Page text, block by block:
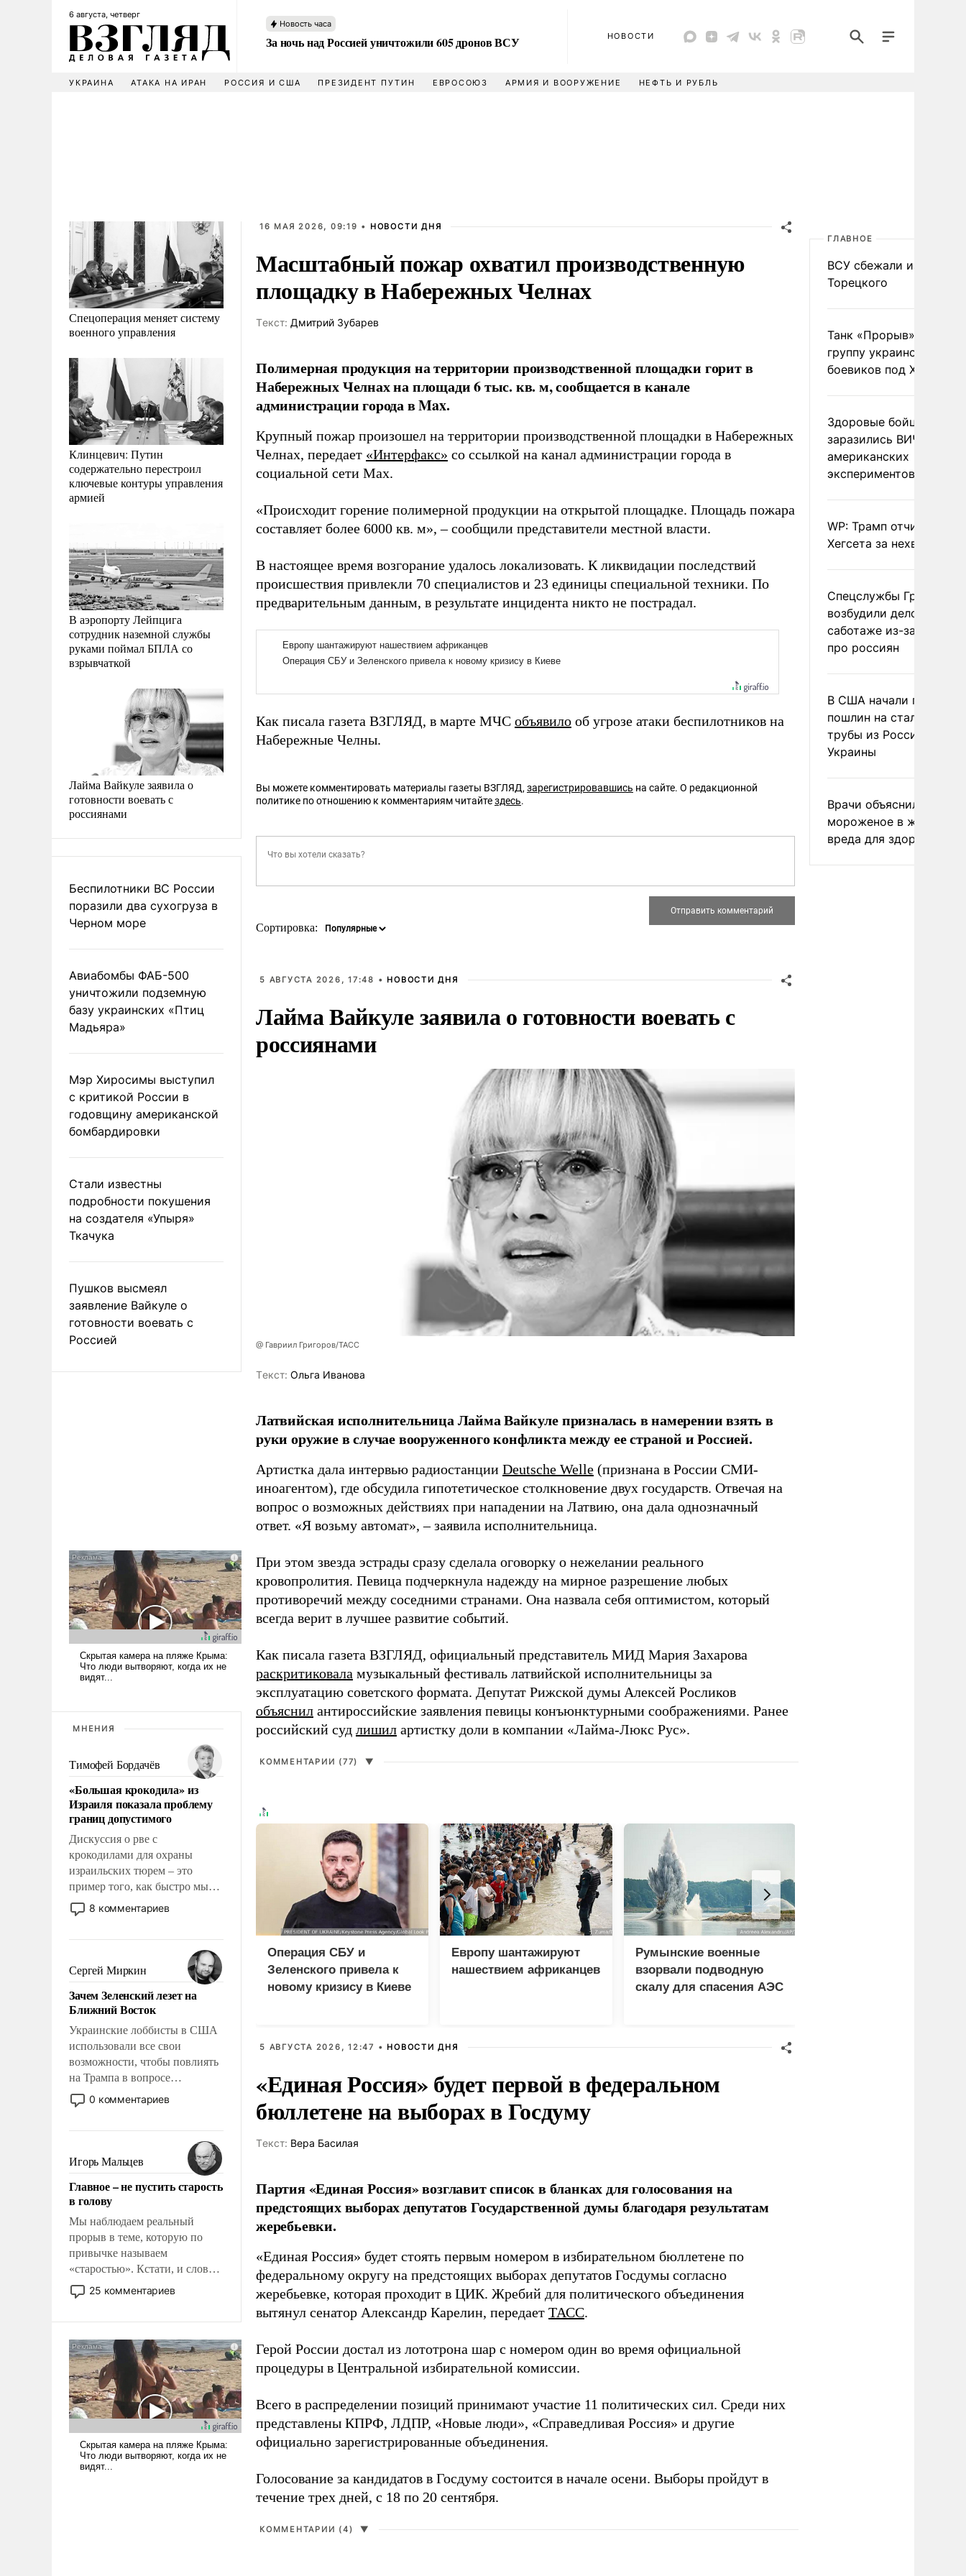
6 августа, четверг
Новость часа
За ночь над Россией уничтожили 605 дронов ВСУ НОВОСТИ
УКРАИНА АТАКА НА ИРАН РОССИЯ И США ПРЕЗИДЕНТ ПУТИН ЕВРОСОЮЗ АРМИЯ И ВООРУЖЕНИЕ НЕФТЬ И РУБЛЬ
Спецоперация меняет систему
военного управления
Клинцевич: Путин
содержательно перестроил
ключевые контуры управления
армией
В аэропорту Лейпцига
сотрудник наземной службы
руками поймал БПЛА со
взрывчаткой
Лайма Вайкуле заявила о
готовности воевать с
россиянами
Беспилотники ВС России
поразили два сухогруза в
Черном море
Авиабомбы ФАБ-500
уничтожили подземную
базу украинских «Птиц
Мадьяра»
Мэр Хиросимы выступил
с критикой России в
годовщину американской
бомбардировки
Стали известны
подробности покушения
на создателя «Упыря»
Ткачука
Пушков высмеял
заявление Вайкуле о
готовности воевать с
Россией
МНЕНИЯ
Тимофей Бордачёв
«Большая крокодила» из
Израиля показала проблему
границ допустимого
Дискуссия о рве с
крокодилами для охраны
израильских тюрем – это
пример того, как быстро мы
двигаемся по пути
революционных изменений.
псевдонаучной фантастики,
стало всерьез обсуждаемой
идеей.
8 комментариев
Сергей Миркин
Зачем Зеленский лезет на
Ближний Восток
Украинские лоббисты в США
использовали все свои
возможности, чтобы повлиять
на Трампа в вопросе
предоставления вооружений
своим нанимателям. Вероятно,
консультирует Киев, пришла в
голову мысль: хорошо бы
продемонстрировать, что
Украина вступила в
вооруженное противостояние
с Ираном.
0 комментариев
Игорь Мальцев
Главное – не пустить старость
в голову
Мы наблюдаем реальный
прорыв в теме, которую по
привычке называем
«старостью». Кстати, и слово-
то это уже стараются не
использовать – так же, как
что оно уже несет негативные
коннотации.
25 комментариев
16 МАЯ 2026, 09:19 • НОВОСТИ ДНЯ
Масштабный пожар охватил производственную
площадку в Набережных Челнах
Tекст: Дмитрий Зубарев
Полимерная продукция на территории производственной площадки горит в
Набережных Челнах на площади 6 тыс. кв. м, сообщается в канале
администрации города в Max.
Крупный пожар произошел на территории производственной площадки в Набережных
Челнах, передает «Интерфакс» со ссылкой на канал администрации города в
социальной сети Max.
«Происходит горение полимерной продукции на открытой площадке. Площадь пожара
составляет более 6000 кв. м», – сообщили представители местной власти.
В настоящее время возгорание удалось локализовать. К ликвидации последствий
происшествия привлекли 70 специалистов и 23 единицы специальной техники. По
предварительным данным, в результате инцидента никто не пострадал.
Как писала газета ВЗГЛЯД, в марте МЧС объявило об угрозе атаки беспилотников на
Набережные Челны.
Вы можете комментировать материалы газеты ВЗГЛЯД, зарегистрировавшись на сайте. О редакционной
политике по отношению к комментариям читайтездесь.
Сортировка:
5 АВГУСТА 2026, 17:48 • НОВОСТИ ДНЯ
Лайма Вайкуле заявила о готовности воевать с
россиянами
@ Гавриил Григоров/ТАСС
Tекст: Ольга Иванова
Латвийская исполнительница Лайма Вайкуле призналась в намерении взять в
руки оружие в случае вооруженного конфликта между ее страной и Россией.
Артистка дала интервью радиостанции Deutsche Welle (признана в России СМИ-
иноагентом), где обсудила гипотетическое столкновение двух государств. Отвечая на
вопрос о возможных действиях при нападении на Латвию, она дала однозначный
ответ. «Я возьму автомат», – заявила исполнительница.
При этом звезда эстрады сразу сделала оговорку о нежелании реального
кровопролития. Певица подчеркнула надежду на мирное разрешение любых
противоречий между соседними странами. Она назвала себя оптимистом, который
всегда верит в лучшее развитие событий.
Как писала газета ВЗГЛЯД, официальный представитель МИД Мария Захарова
раскритиковала музыкальный фестиваль латвийской исполнительницы за
эксплуатацию советского формата. Депутат Рижской думы Алексей Росликов
объяснил антироссийские заявления певицы конъюнктурными соображениями. Ранее
российский суд лишил артистку доли в компании «Лайма-Люкс Рус».
КОММЕНТАРИИ (77) ▼
Операция СБУ и
Зеленского привела к
новому кризису в Киеве
Европу шантажируют
нашествием африканцев
Румынские военные
взорвали подводную
скалу для спасения АЭС
5 АВГУСТА 2026, 12:47 • НОВОСТИ ДНЯ
«Единая Россия» будет первой в федеральном
бюллетене на выборах в Госдуму
Tекст: Вера Басилая
Партия «Единая Россия» возглавит список в бланках для голосования на
предстоящих выборах депутатов Государственной думы благодаря результатам
жеребьевки.
«Единая Россия» будет стоять первым номером в избирательном бюллетене по
федеральному округу на предстоящих выборах депутатов Госдумы согласно
жеребьевке, которая проходит в ЦИК. Жребий для политического объединения
вытянул сенатор Александр Карелин, передает ТАСС.
Герой России достал из лототрона шар с номером один во время официальной
процедуры в Центральной избирательной комиссии.
Всего в распределении позиций принимают участие 11 политических сил. Среди них
представлены КПРФ, ЛДПР, «Новые люди», «Справедливая Россия» и другие
официально зарегистрированные объединения.
Голосование за кандидатов в Госдуму состоится в начале осени. Выборы пройдут в
течение трех дней, с 18 по 20 сентября.
КОММЕНТАРИИ (4) ▼
ГЛАВНОЕ
ВСУ сбежали из
Торецкого
Танк «Прорыв»
группу украинских
боевиков под
Здоровые бойцы ВСУ
заразились ВИЧ после
американских
экспериментов
WP: Трамп отчитал
Хегсета за нехватку
Спецслужбы Грузии
возбудили дело о
саботаже из-за фейков
про россиян
В США начали
пошлин на стальные
трубы из России и с
Украины
Врачи объяснили, как
мороженое в жару без
вреда для здоровья